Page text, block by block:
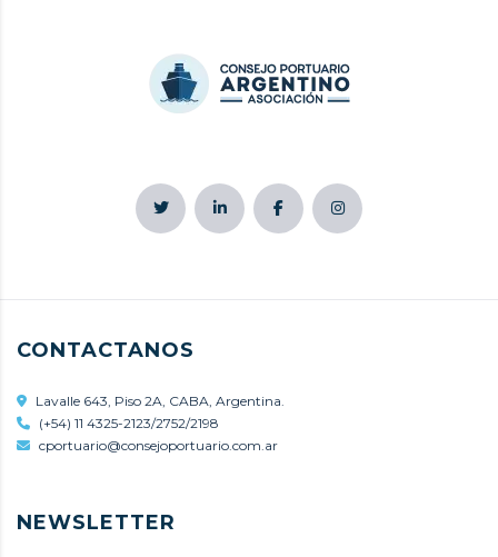
CONTACTANOS
Lavalle 643, Piso 2A, CABA, Argentina.
(+54) 11 4325-2123/2752/2198
cportuario@consejoportuario.com.ar
NEWSLETTER